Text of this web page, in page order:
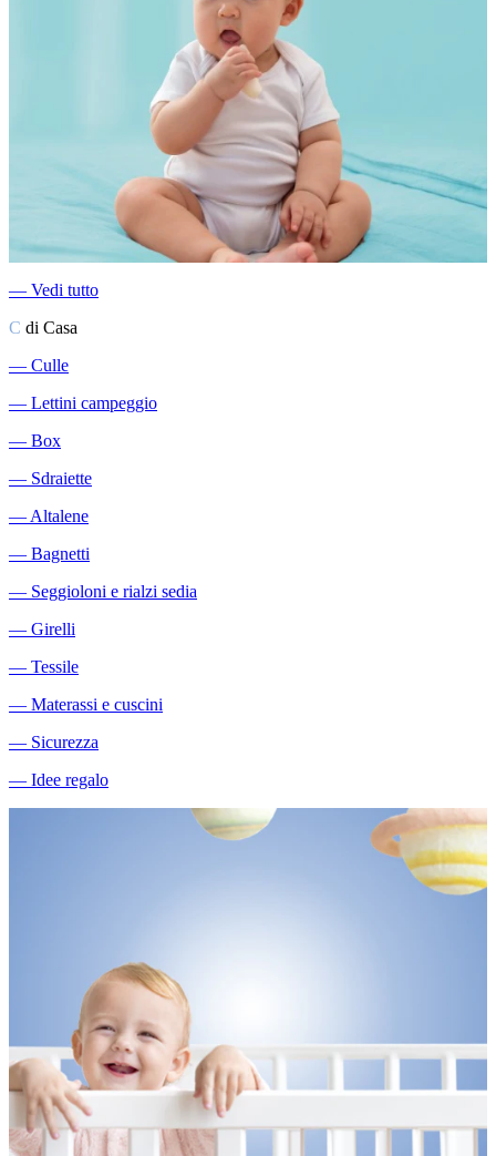
― Vedi tutto
C di Casa
― Culle
― Lettini campeggio
― Box
― Sdraiette
―Altalene
― Bagnetti
― Seggioloni e rialzi sedia
― Girelli
― Tessile
― Materassi e cuscini
― Sicurezza
― Idee regalo